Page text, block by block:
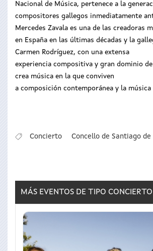
Nacional de Música, pertenece a la
compositores gallegos inmediatamente
Mercedes Zavala es una de las creadoras
en España en las últimas décadas y la
Carmen Rodríguez, con una extensa
experiencia compositiva y gran dominio
crea música en la que conviven
a composición contemporánea y la música
Concierto Concello de Santiago
MÁS EVENTOS DE TIPO CONCIERTO